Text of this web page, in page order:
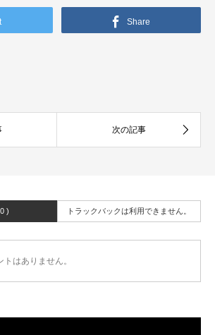
Share
) トラックバックは利用できません。
はありません。